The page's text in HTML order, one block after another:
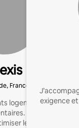
France
logements et reçois
J'accompagne
leur gestion et
exigence